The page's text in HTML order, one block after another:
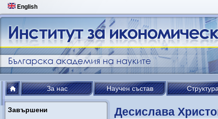
English
За нас Научен състав
Завършени Десислава